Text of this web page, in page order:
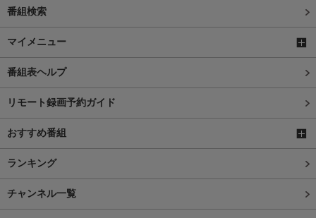
番組検索
マイメニュー
番組表ヘルプ
リモート録画予約ガイド
おすすめ番組
ランキング
チャンネル一覧